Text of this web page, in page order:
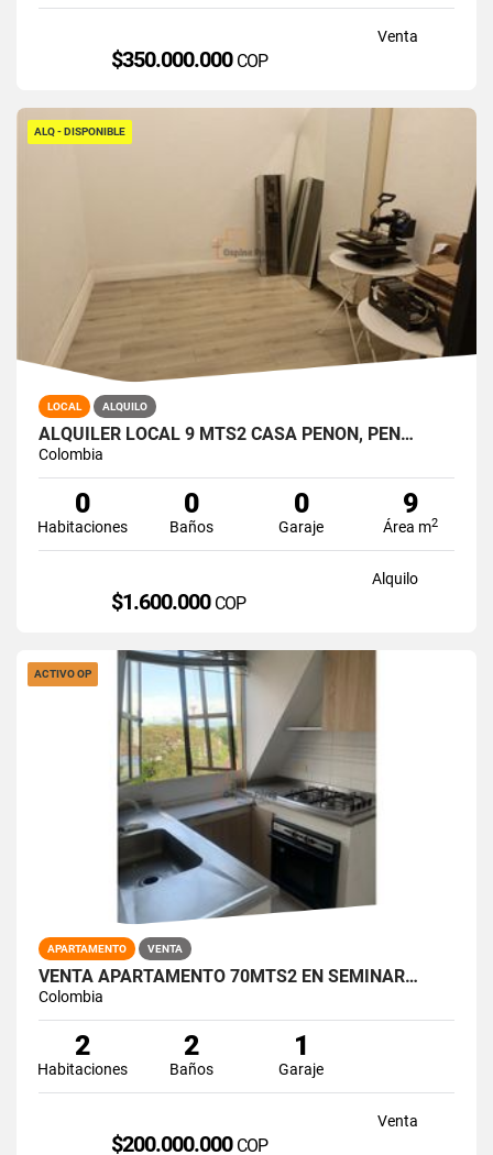
Venta
$350.000.000 COP
ALQ - DISPONIBLE
LOCAL ALQUILO
ALQUILER LOCAL 9 MTS2 CASA PEÑON, PEÑ…
Colombia
0
Habitaciones
0
Baños
0
Garaje
9
Área m2
Alquilo
$1.600.000 COP
ACTIVO OP
APARTAMENTO VENTA
VENTA APARTAMENTO 70MTS2 EN SEMINAR…
Colombia
2
Habitaciones
2
Baños
1
Garaje
Venta
$200.000.000 COP